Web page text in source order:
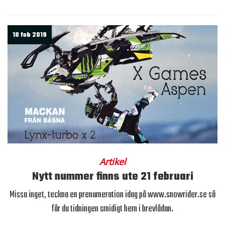
18 feb 2019
Artikel
Nytt nummer finns ute 21 februari
Missa inget, teckna en prenumeration idag på www.snowrider.se så
får du tidningen smidigt hem i brevlådan.